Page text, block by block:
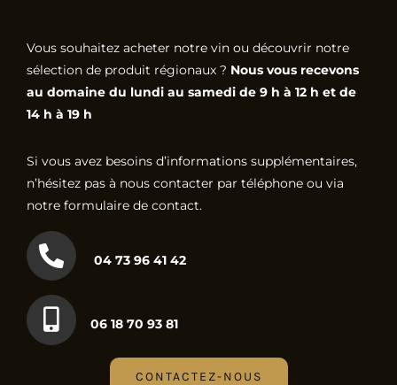
Vous souhaitez acheter notre vin ou découvrir notre
sélection de produit régionaux ? Nous vous recevons
au domaine du lundi au samedi de 9 h à 12 h et de
14 h à 19 h
Si vous avez besoins d’informations supplémentaires,
n’hésitez pas à nous contacter par téléphone ou via
notre formulaire de contact.
04 73 96 41 42
06 18 70 93 81
CONTACTEZ-NOUS